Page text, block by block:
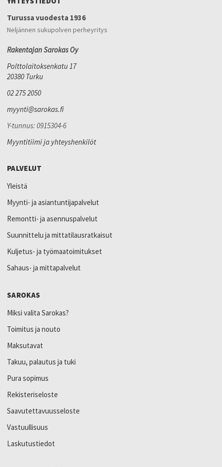
Turussa vuodesta 1936
Neljännen sukupolven perheyritys
Rakentajan Sarokas Oy
Polttolaitoksenkatu 17
20380 Turku
02 275 2050
myynti@sarokas.fi
Y-tunnus: 0915304-6
Myyntitiimi ja yhteyshenkilöt
PALVELUT
Yleistä
Myynti- ja asiantuntijapalvelut
Remontti- ja asennuspalvelut
Suunnittelu ja mittatilausratkaisut
Kuljetus- ja työmaatoimitukset
Sahaus- ja mittapalvelut
SAROKAS
Miksi valita Sarokas?
Toimitus ja nouto
Maksutavat
Takuu, palautus ja tuki
Pura sopimus
Rekisteriseloste
Saavutettavuusseloste
Vastuullisuus
Laskutustiedot